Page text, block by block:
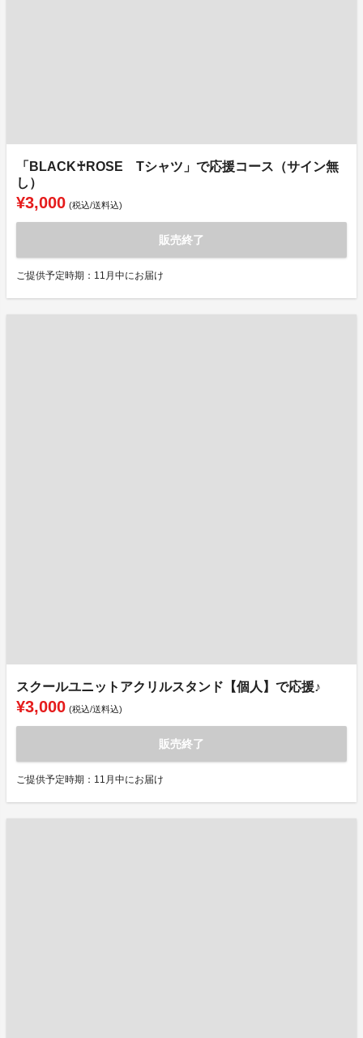
「BLACK♰ROSE Tシャツ」で応援コース（サイン無
し）
¥3,000 (税込/送料込)
販売終了
ご提供予定時期：11月中にお届け
スクールユニットアクリルスタンド【個人】で応援♪
¥3,000 (税込/送料込)
販売終了
ご提供予定時期：11月中にお届け